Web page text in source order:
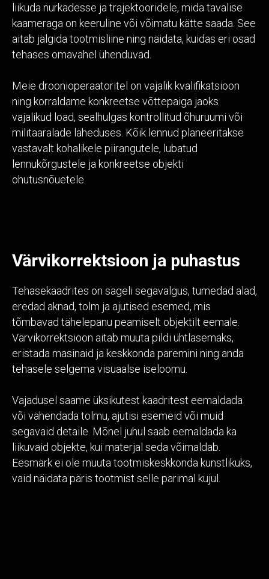
liikuda nurkadesse ja trajektooridele, mida tavalise
kaameraga on keeruline või võimatu kätte saada. See
aitab jälgida tootmisliine ning näidata, kuidas eri osad
tehases omavahel ühenduvad.
Meie droonioperaatoritel on vajalik kvalifikatsioon
ning korraldame konkreetse võttepaiga jaoks
vajalikud load, sealhulgas kontrollitud õhuruumi või
militaaralade läheduses. Kõik lennud planeeritakse
vastavalt kohalikele piirangutele, lubatud
lennukõrgustele ja konkreetse objekti
ohutusnõuetele.
Värvikorrektsioon ja puhastus
Tehasekaadrites on sageli segavalgus, tumedad alad,
eredad aknad, tolm ja ajutised esemed, mis
tõmbavad tähelepanu peamiselt objektilt eemale.
Värvikorrektsioon aitab muuta pildi ühtlasemaks,
eristada masinaid ja keskkonda paremini ning anda
tehasele selgema visuaalse iseloomu.
Vajadusel saame üksikutest kaadritest eemaldada
või vähendada tolmu, ajutisi esemeid või muid
segavaid detaile. Mõnel juhul saab eemaldada ka
liikuvaid objekte, kui materjal seda võimaldab.
Eesmärk ei ole muuta tootmiskeskkonda kunstlikuks,
vaid näidata päris tootmist selle parimal kujul.